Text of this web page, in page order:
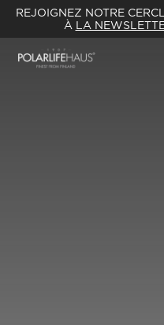
REJOIGNEZ NOTRE
À LA